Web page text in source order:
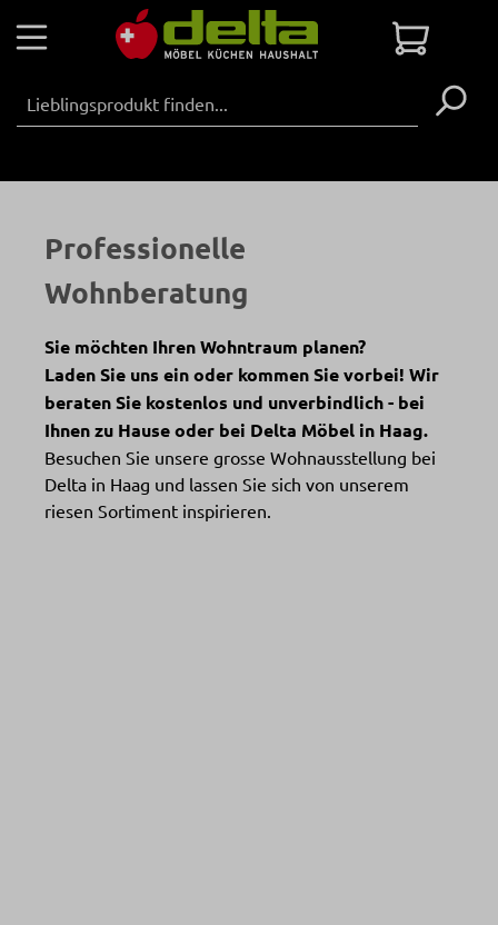
Zum Hauptinhalt springen
Professionelle
Wohnberatung
Sie möchten Ihren Wohntraum planen?
Laden Sie uns ein oder kommen Sie vorbei! Wir
beraten Sie kostenlos und unverbindlich - bei
Ihnen zu Hause oder bei Delta Möbel in Haag.
Besuchen Sie unsere grosse Wohnausstellung bei
Delta in Haag und lassen Sie sich von unserem
riesen Sortiment inspirieren.